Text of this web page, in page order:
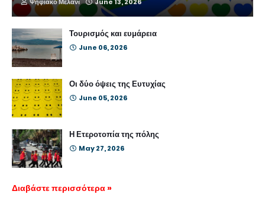
Τουρισμός και ευμάρεια
June 06, 2026
Οι δύο όψεις της Ευτυχίας
June 05, 2026
Η Ετεροτοπία της πόλης
May 27, 2026
Διαβάστε περισσότερα »